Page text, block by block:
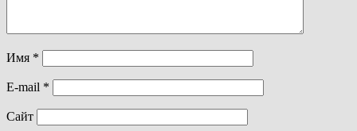
Имя *
E-mail *
Сайт